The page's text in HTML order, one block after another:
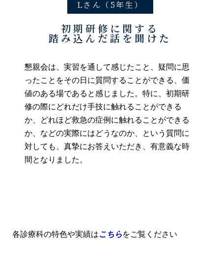
Lさん（5年生）
初期研修に関する
踏み込んだ話を聞けた
懇親会は、実習を通して感じたこと、疑問に思
ったことをその日に質問することができる、価
値のある場であると感じました。特に、初期研
修の際にどれだけ手技に触れることができる
か、どれほど救急の症例に触れることができる
か、などの実際にはどうなのか、という質問に
対しても、真摯にお答えいただき、有意義な時
間となりました。
各診療科の特色や実績はこちらをご覧ください